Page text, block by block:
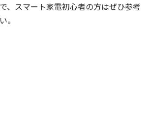
、スマート家電初心者の方はぜひ参考
。